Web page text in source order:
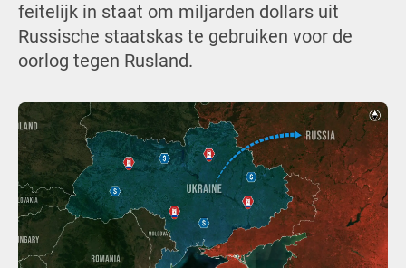
feitelijk in staat om miljarden dollars uit
Russische staatskas te gebruiken voor de
oorlog tegen Rusland.